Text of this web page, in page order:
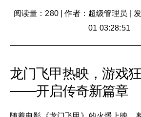
阅读量：280|作者：超级管理员
01 03:28:51
龙门飞甲热映，游戏
——开启传奇新篇章